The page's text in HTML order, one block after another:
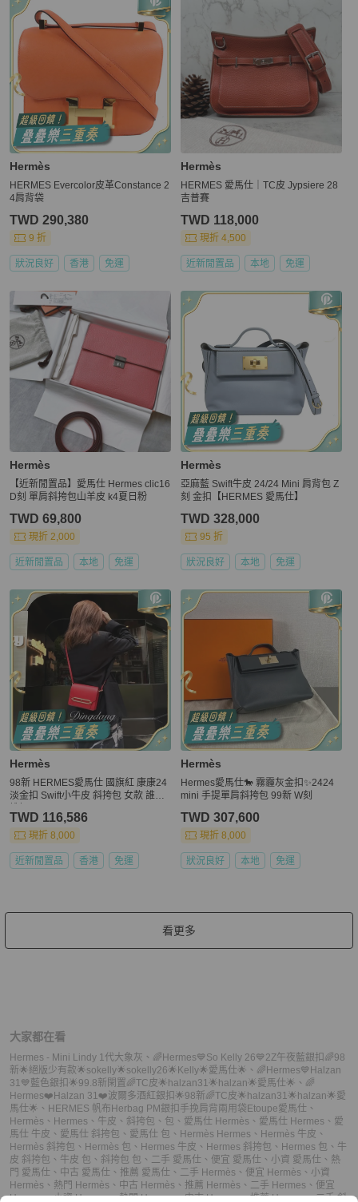
Hermès
HERMES Evercolor皮革Constance 2
4肩背袋
TWD 290,380
9 折
狀況良好 香港 免運
Hermès
HERMES 愛馬仕｜TC皮 Jypsiere 28
吉普賽
TWD 118,000
現折 4,500
近新閒置品 本地 免運
Hermès
【近新閒置品】愛馬仕 Hermes clic16
D刻 單肩斜挎包山羊皮 k4夏日粉
TWD 69,800
現折 2,000
近新閒置品 本地 免運
Hermès
亞麻藍 Swift牛皮 24/24 Mini 肩背包 Z
刻 金扣【HERMES 愛馬仕】
TWD 328,000
95 折
狀況良好 本地 免運
Hermès
98新 HERMES愛馬仕 國旗紅 康康24
淡金扣 Swift小牛皮 斜挎包 女款 誰背
TWD 116,586
現折 8,000
近新閒置品 香港 免運
Hermès
Hermes愛馬仕🐎 霧霾灰金扣✨2424
mini 手提單肩斜挎包 99新 W刻
TWD 307,600
現折 8,000
狀況良好 本地 免運
看更多
大家都在看
Hermes - Mini Lindy 1代大象灰 、 🌈Hermes💙So Kelly 26💙2Z午夜藍銀扣🌈98
新🌟絕版少有款🌟sokelly🌟sokelly26🌟Kelly🌟愛馬仕🌟 、 🌈Hermes💙Halzan
31💙藍色銀扣🌟99.8新閑置🌈TC皮🌟halzan31🌟halzan🌟愛馬仕🌟 、 🌈
Hermes❤️Halzan 31❤️波爾多酒紅銀扣🌟98新🌈TC皮🌟halzan31🌟halzan🌟愛
馬仕🌟 、 HERMES 帆布Herbag PM銀扣手挽肩背兩用袋Etoupe愛馬仕 、
Hermès 、 Hermes 、 牛皮 、 斜挎包 、 包 、 愛馬仕 Hermès 、 愛馬仕 Hermes 、 愛
馬仕 牛皮 、 愛馬仕 斜挎包 、 愛馬仕 包 、 Hermès Hermes 、 Hermès 牛皮 、
Hermès 斜挎包 、 Hermès 包 、 Hermes 牛皮 、 Hermes 斜挎包 、 Hermes 包 、 牛
皮 斜挎包 、 牛皮 包 、 斜挎包 包 、 二手 愛馬仕 、 便宜 愛馬仕 、 小資 愛馬仕 、 熱
門 愛馬仕 、 中古 愛馬仕 、 推薦 愛馬仕 、 二手 Hermès 、 便宜 Hermès 、 小資
Hermès 、 熱門 Hermès 、 中古 Hermès 、 推薦 Hermès 、 二手 Hermes 、 便宜
Hermes、小資 Hermes、熱門 Hermes、中古 Hermes、推薦 Hermes、二手 斜